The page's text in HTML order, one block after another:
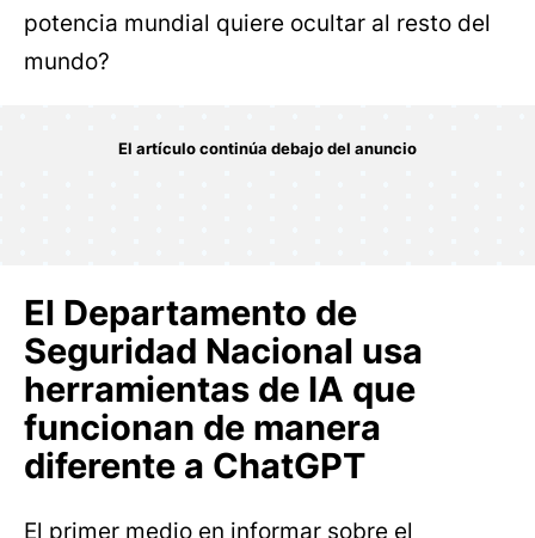
potencia mundial quiere ocultar al resto del
mundo?
El Departamento de
Seguridad Nacional usa
herramientas de IA que
funcionan de manera
diferente a ChatGPT
El primer medio en informar sobre el